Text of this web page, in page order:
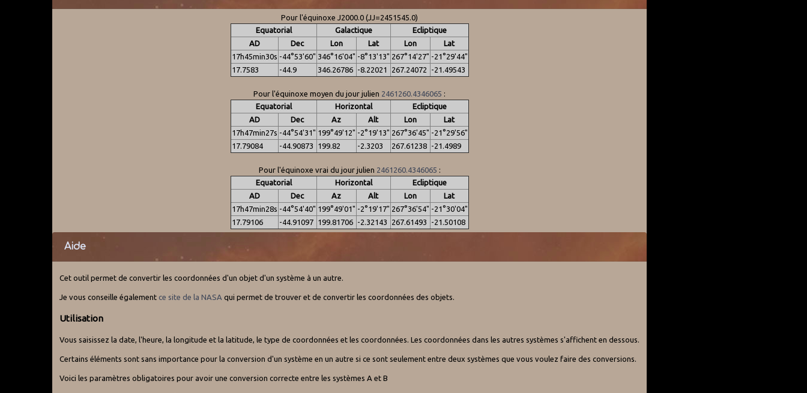
Pour l'équinoxe J2000.0 (JJ=2451545.0)
Equatorial
Galactique
Ecliptique
AD
Dec Lon Lat Lon
Lat
17h45min30s -44°53'60" 346°16'04" -8°13'13" 267°14'27" -21°29'44"
17.7583
-44.9 346.26786 -8.22021 267.24072 -21.49543
Pour l'équinoxe moyen du jour julien 2461260.4346065 :
Equatorial
Horizontal
Ecliptique
AD
Dec Az Alt Lon
Lat
17h47min27s -44°54'31" 199°49'12" -2°19'13" 267°36'45" -21°29'56"
17.79084
-44.90873 199.82 -2.3203 267.61238 -21.4989
Pour l'équinoxe vrai du jour julien 2461260.4346065 :
Equatorial
Horizontal
Ecliptique
AD
Dec Az Alt Lon
Lat
17h47min28s -44°54'40" 199°49'01" -2°19'17" 267°36'54" -21°30'04"
17.79106
-44.91097 199.81706 -2.32143 267.61493 -21.50108
Aide
Cet outil permet de convertir les coordonnées d'un objet d'un système à un autre.
Je vous conseille également ce site de la NASA qui permet de trouver et de convertir les coordonnées des objets.
Utilisation
Vous saisissez la date, l'heure, la longitude et la latitude, le type de coordonnées et les coordonnées. Les coordonnées dans les autres systèmes s'affichent en dessous.
Certains éléments sont sans importance pour la conversion d'un système en un autre si ce sont seulement entre deux systèmes que vous voulez faire des conversions.
Voici les paramètres obligatoires pour avoir une conversion correcte entre les systèmes A et B